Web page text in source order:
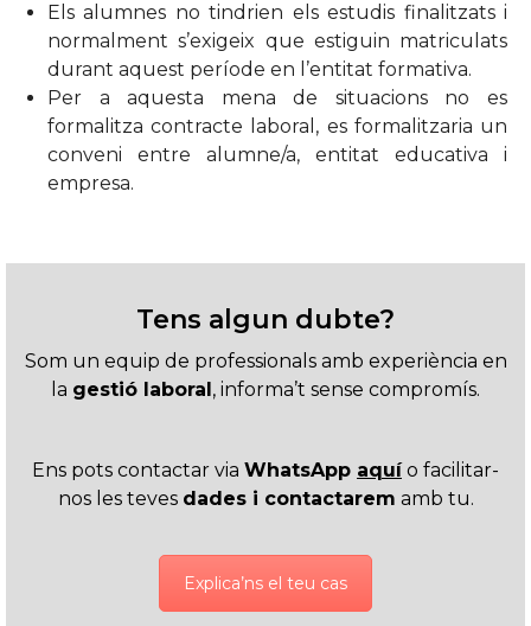
Els alumnes no tindrien els estudis finalitzats i
normalment s’exigeix que estiguin matriculats
durant aquest període en l’entitat formativa.
Per a aquesta mena de situacions no es
formalitza contracte laboral, es formalitzaria un
conveni entre alumne/a, entitat educativa i
empresa.
Tens algun dubte?
Som un equip de professionals amb experiència en
la gestió laboral , informa’t sense compromís.
Ens pots contactar via WhatsApp aquío facilitar-
nos les teves dades i contactarem amb tu.
Explica’ns el teu cas